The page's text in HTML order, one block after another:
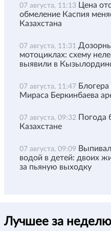
07 августа, 11:13 Цена
обмеление Каспия
Казахстана
07 августа, 11:31
мотоциклах: схему
выявили в
07 августа, 11:47
Мираса Беркинбаева
07 августа, 09:32 Погода
Казахстане
07 августа, 09:09
водой в детей: двоих
за пьяную выходку
Лучшее за неделю